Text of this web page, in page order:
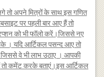
तो अपने मित्रों के साथ इस गणित
पर पहली बार आए हैं तो
को भी फॉलो करें।जिससे नए
। यदि आर्टिकल पसन्द आए तो
वे भी लाभ उठाए । आपकी
तो कमेंट करके बताएं।इस आर्टिकल